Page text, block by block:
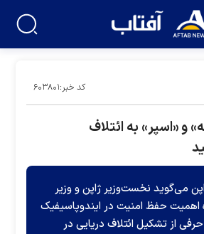
کد خبر:۶۰۳۸۰۱
و «اسپر» به ائتلاف
می‌گوید نخست‌وزیر ژاپن و وزیر
اهمیت حفظ امنیت در ایندوپاسیفیک
از تشکیل ائتلاف دریایی در